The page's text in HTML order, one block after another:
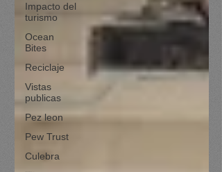
Impacto del
turismo
Ocean
Bites
Reciclaje
Vistas
publicas
Pez leon
Pew Trust
Culebra